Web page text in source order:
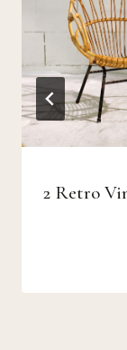
2 Retro